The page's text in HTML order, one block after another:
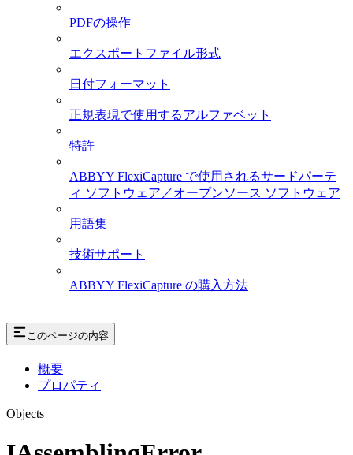
PDFの操作
エクスポートファイル形式
日付フォーマット
正規表現で使用するアルファベット
特許
ABBYY FlexiCapture で使用されるサードパーテ
ィ ソフトウェア／オープンソース ソフトウェア
用語集
技術サポート
ABBYY FlexiCapture の購入方法
このページの内容
概要
プロパティ
Objects